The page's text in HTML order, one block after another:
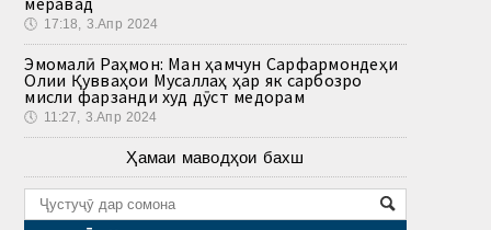
🕔 17:18, 3.Апр 2024
Эмомалӣ Раҳмон: Ман ҳамчун Сарфармондеҳи
Олии Қувваҳои Мусаллаҳ ҳар як сарбозро
мисли фарзанди худ дӯст медорам
🕔 11:27, 3.Апр 2024
Ҳамаи маводҳои бахш